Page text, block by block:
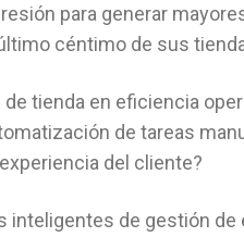
para generar
céntimo de sus
tienda en eficiencia
de tareas
del cliente?
inteligentes de gestión